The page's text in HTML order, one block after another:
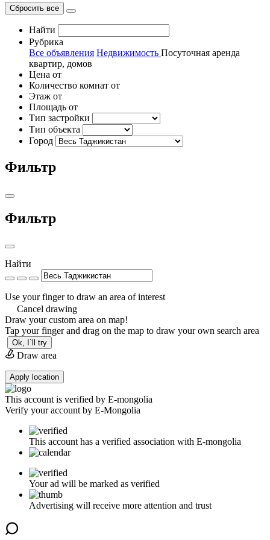
Сбросить все
Найти
Рубрика
Все объявления Недвижимость Посуточная аренда
квартир, домов
Цена от
Количество комнат от
Этаж от
Площадь от
Тип застройки
Тип объекта
Город
Фильтр
Фильтр
Найти
Use your finger to draw an area of interest
Cancel drawing
Draw your custom area on map!
Tap your finger and drag on the map to draw your own search area
Ok, I`ll try
Draw area
Apply location
This account is verified by E-mongolia
Verify your account by E-Mongolia
This account has a verified association with E-mongolia
Your ad will be marked as verified
Advertising will receive more attention and trust